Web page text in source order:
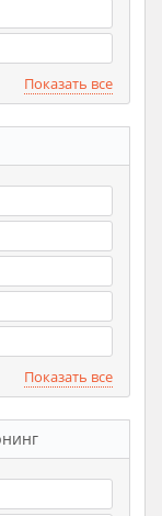
Показать все
Показать все